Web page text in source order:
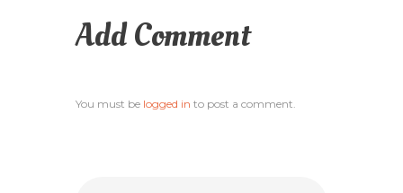
Add Comment
You must be logged in to post a comment.